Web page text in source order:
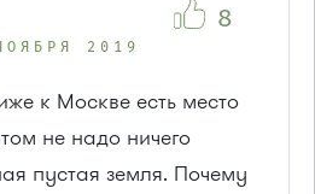
2019
к Москве есть место
не надо ничего
пустая земля. Почему
8